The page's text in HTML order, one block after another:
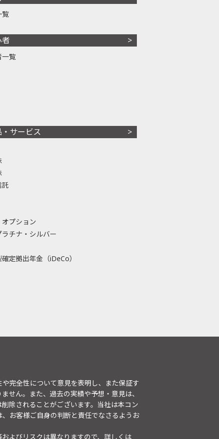
覧
一覧
サービス
託
プション
ラチナ・シルバー
定拠出年金（iDeCo）
完全性について意見を表明し、また保証す
せん。また、過去の実績や予想・意見は、
除されることがございます。当社は本コン
お客様ご自身の判断と責任でなさるようお
よびリスクは異なりますので、詳しくは